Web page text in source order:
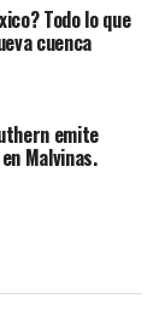
Todo lo que
cuenca
emite
Malvinas.